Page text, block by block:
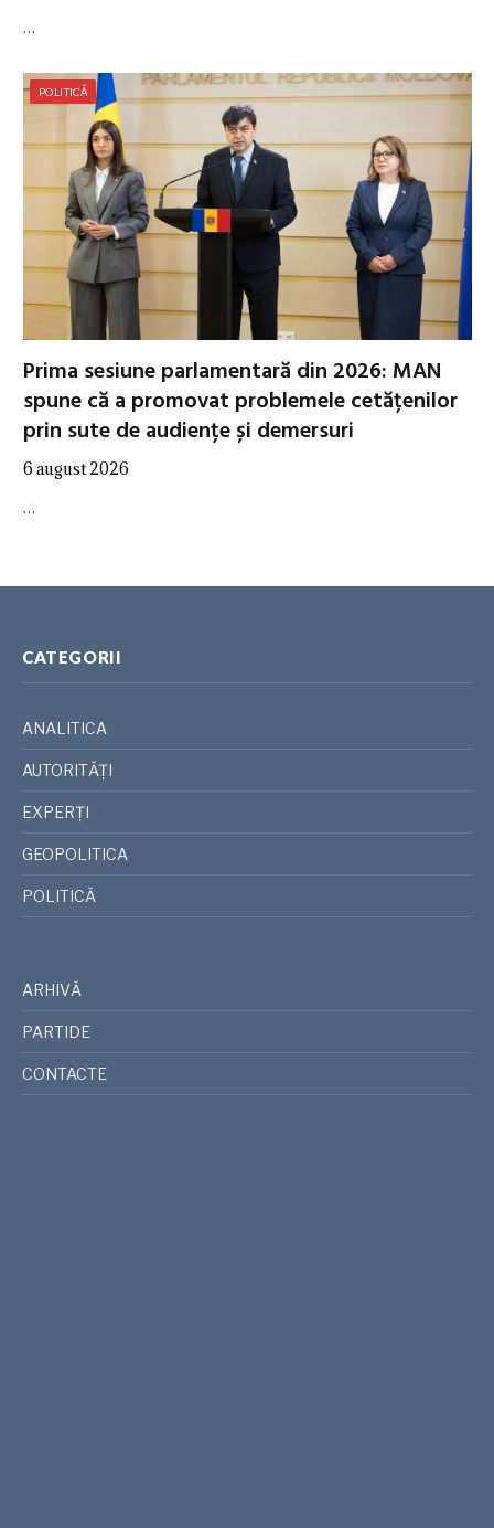
…
POLITICĂ
Prima sesiune parlamentară din 2026: MAN
spune că a promovat problemele cetățenilor
prin sute de audiențe și demersuri
6 august 2026
…
CATEGORII
ANALITICA
AUTORITĂȚI
EXPERȚI
GEOPOLITICA
POLITICĂ
ARHIVĂ
PARTIDE
CONTACTE